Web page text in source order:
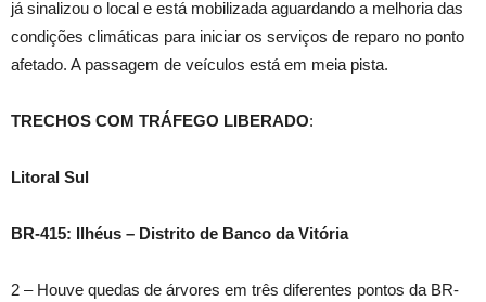
já sinalizou o local e está mobilizada aguardando a melhoria das
condições climáticas para iniciar os serviços de reparo no ponto
afetado. A passagem de veículos está em meia pista.
TRECHOS COM TRÁFEGO LIBERADO:
Litoral Sul
BR-415: Ilhéus – Distrito de Banco da Vitória
2 – Houve quedas de árvores em três diferentes pontos da BR-